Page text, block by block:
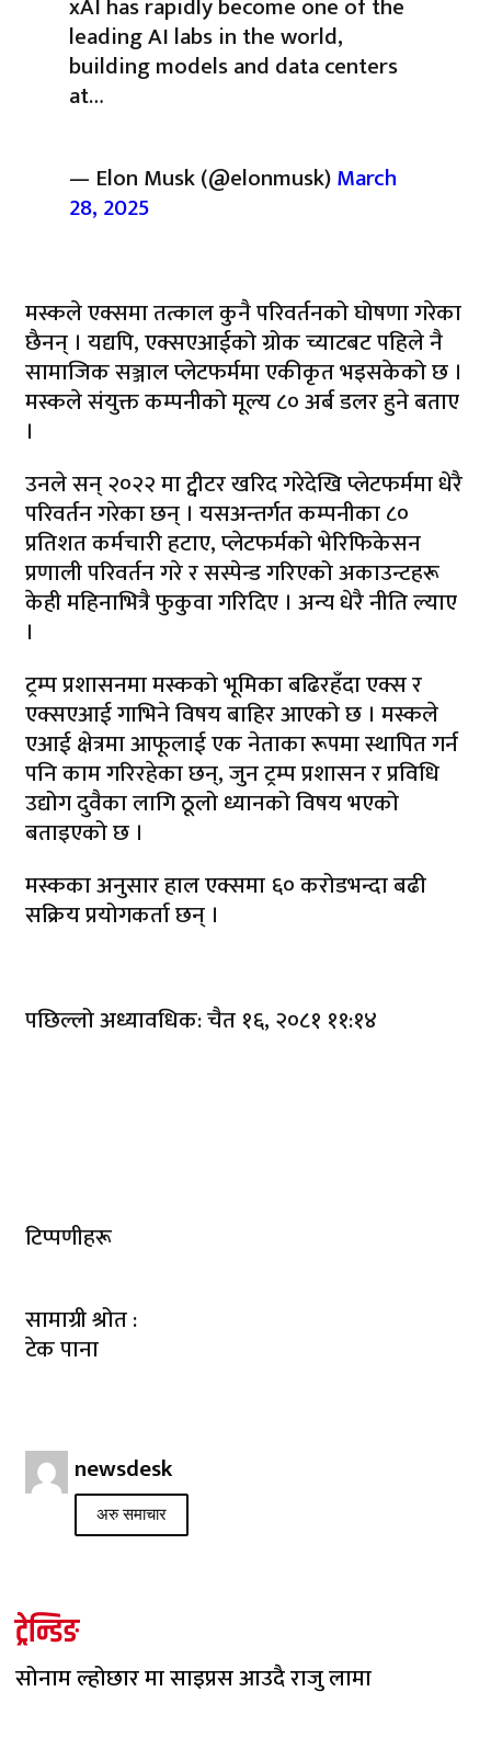
leading AI labs in the world,
building models and data centers
at…
— Elon Musk (@elonmusk)March
28, 2025
मस्कले एक्समा तत्काल कुनै परिवर्तनको घोषणा गरेका
छैनन् । यद्यपि, एक्सएआईको ग्रोक च्याटबट पहिले नै
सामाजिक सञ्जाल प्लेटफर्ममा एकीकृत भइसकेको छ ।
मस्कले संयुक्त कम्पनीको मूल्य ८० अर्ब डलर हुने बताए
।
उनले सन् २०२२ मा ट्वीटर खरिद गरेदेखि प्लेटफर्ममा धेरै
परिवर्तन गरेका छन् । यसअन्तर्गत कम्पनीका ८०
प्रतिशत कर्मचारी हटाए, प्लेटफर्मको भेरिफिकेसन
प्रणाली परिवर्तन गरे र सस्पेन्ड गरिएको अकाउन्टहरू
केही महिनाभित्रै फुकुवा गरिदिए । अन्य धेरै नीति ल्याए
।
ट्रम्प प्रशासनमा मस्कको भूमिका बढिरहँदा एक्स र
एक्सएआई गाभिने विषय बाहिर आएको छ । मस्कले
एआई क्षेत्रमा आफूलाई एक नेताका रूपमा स्थापित गर्न
पनि काम गरिरहेका छन्, जुन ट्रम्प प्रशासन र प्रविधि
उद्योग दुवैका लागि ठूलो ध्यानको विषय भएको
बताइएको छ ।
मस्कका अनुसार हाल एक्समा ६० करोडभन्दा बढी
सक्रिय प्रयोगकर्ता छन् ।
पछिल्लो अध्यावधिक: चैत १६, २०८१ ११:१४
टिप्पणीहरू
सामाग्री श्रोत :
टेक पाना
newsdesk
अरु समाचार
ट्रेन्डिङ
सोनाम ल्होछार मा साइप्रस आउदै राजु लामा